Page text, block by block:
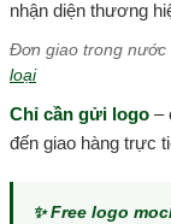
nhận diện thương
Đơn giao trong nước
loại
Chỉ cần gửi logo –
đến giao hàng trực
✨ Free logo